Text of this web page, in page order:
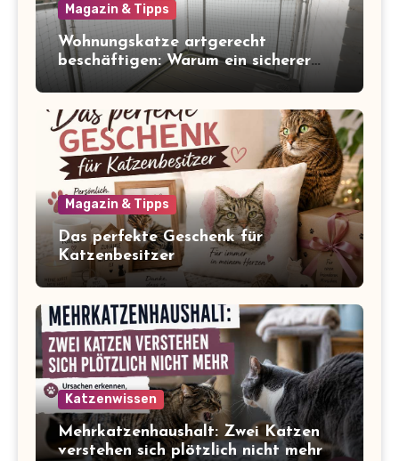
Magazin & Tipps
Wohnungskatze artgerecht
beschäftigen: Warum ein sicherer
Balkon zum Freigang dazugehört
Magazin & Tipps
Das perfekte Geschenk für
Katzenbesitzer
Katzenwissen
Mehrkatzenhaushalt: Zwei Katzen
verstehen sich plötzlich nicht mehr